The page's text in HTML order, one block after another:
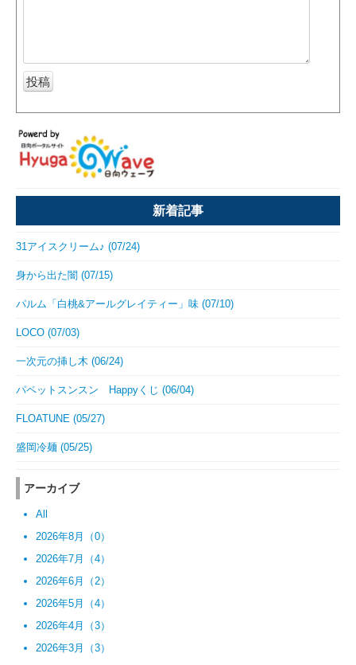
新着記事
31アイスクリーム♪ (07/24)
身から出た闇 (07/15)
パルム「白桃&アールグレイティー」味 (07/10)
LOCO (07/03)
一次元の挿し木 (06/24)
パペットスンスン Happyくじ (06/04)
FLOATUNE (05/27)
盛岡冷麺 (05/25)
アーカイブ
All
2026年8月（0）
2026年7月（4）
2026年6月（2）
2026年5月（4）
2026年4月（3）
2026年3月（3）